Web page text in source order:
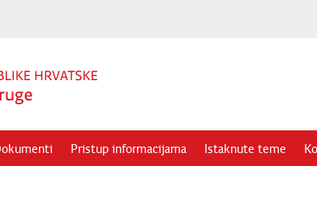
Pristup informacijama Istaknute teme